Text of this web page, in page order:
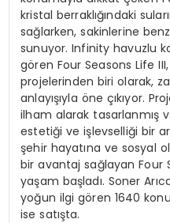
kristal berraklığındaki
sağlarken, sakinlerine
sunuyor. Infinity havuzlu
gören Four Seasons Life
projelerinden biri olarak,
anlayışıyla öne çıkıyor.
ilham alarak tasarlanmış
estetiği ve işlevselliği bir
şehir hayatına ve sosyal
bir avantaj sağlayan Four
yaşam başladı. Soner
yoğun ilgi gören 1640
ise satışta.